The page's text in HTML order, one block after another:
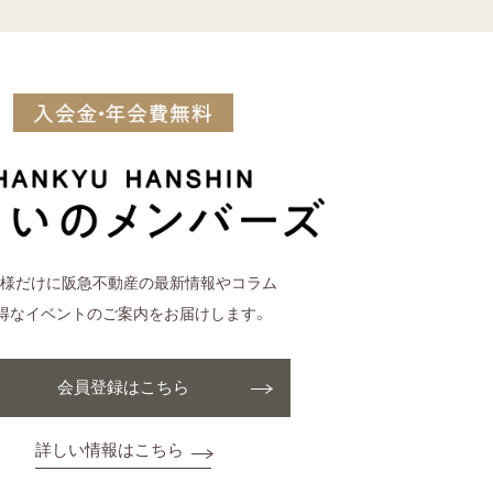
だけに阪急不動産の最新情報やコラム
なイベントのご案内をお届けします。
会員登録はこちら
詳しい情報はこちら